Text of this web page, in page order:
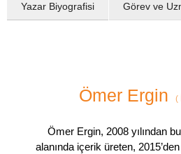
Yazar Biyografisi Görev ve
Ömer Ergin (
Ömer Ergin, 2008 yılından
alanında içerik üreten,